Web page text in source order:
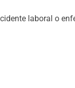
laboral o